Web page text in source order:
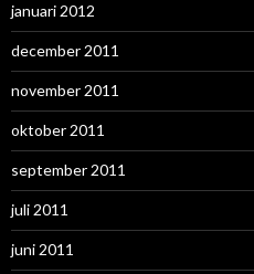
januari 2012
december 2011
november 2011
oktober 2011
september 2011
juli 2011
juni 2011